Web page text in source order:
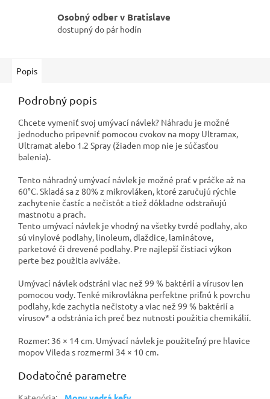
Osobný odber v Bratislave
dostupný do pár hodín
Popis
Podrobný popis
Chcete vymeniť svoj umývací návlek? Náhradu je možné
jednoducho pripevniť pomocou cvokov na mopy Ultramax,
Ultramat alebo 1.2 Spray (žiaden mop nie je súčasťou
balenia).
Tento náhradný umývací návlek je možné prať v práčke až na
60°C. Skladá sa z 80% z mikrovláken, ktoré zaručujú rýchle
zachytenie častíc a nečistôt a tiež dôkladne odstraňujú
mastnotu a prach.
Tento umývací návlek je vhodný na všetky tvrdé podlahy, ako
sú vinylové podlahy, linoleum, dlaždice, laminátove,
parketové či drevené podlahy. Pre najlepší čistiaci výkon
perte bez použitia aviváže.
Umývací návlek odstráni viac než 99 % baktérií a vírusov len
pomocou vody. Tenké mikrovlákna perfektne priľnú k povrchu
podlahy, kde zachytia nečistoty a viac než 99 % baktérií a
vírusov* a odstránia ich preč bez nutnosti použitia chemikálií.
Rozmer: 36 × 14 cm. Umývací návlek je použiteľný pre hlavice
mopov Vileda s rozmermi 34 × 10 cm.
Dodatočné parametre